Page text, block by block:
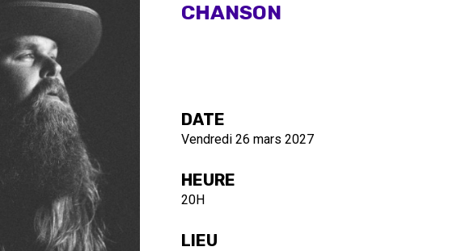
CHANSON
DATE
Vendredi 26 mars 2027
HEURE
20H
LIEU